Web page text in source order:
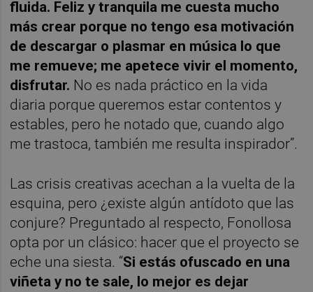
fluida. Feliz y tranquila me cuesta mucho
más crear porque no tengo esa motivación
de descargar o plasmar en música lo que
me remueve; me apetece vivir el momento,
disfrutar. No es nada práctico en la vida
diaria porque queremos estar contentos y
estables, pero he notado que, cuando algo
me trastoca, también me resulta inspirador”.
Las crisis creativas acechan a la vuelta de la
esquina, pero ¿existe algún antídoto que las
conjure? Preguntado al respecto, Fonollosa
opta por un clásico: hacer que el proyecto se
eche una siesta. “Si estás ofuscado en una
viñeta y no te sale, lo mejor es dejar